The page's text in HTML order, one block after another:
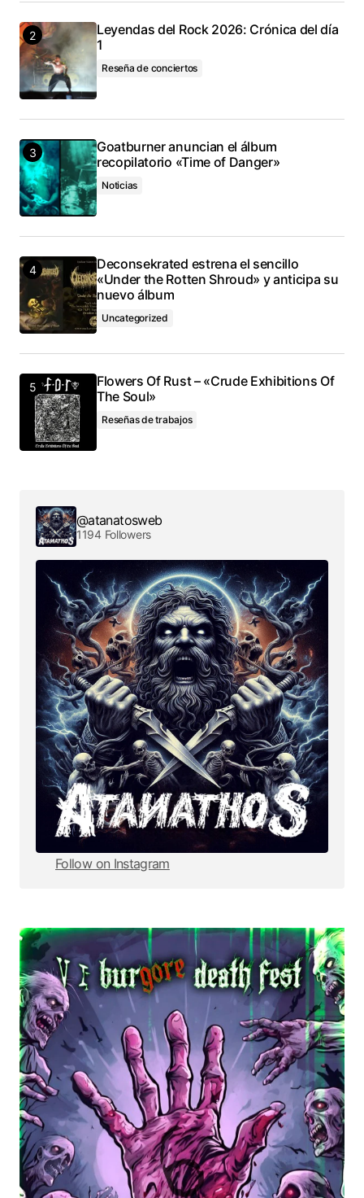
Leyendas del Rock 2026: Crónica del día
1
Reseña de conciertos
Goatburner anuncian el álbum
recopilatorio «Time of Danger»
Noticias
Deconsekrated estrena el sencillo
«Under the Rotten Shroud» y anticipa su
nuevo álbum
Uncategorized
Flowers Of Rust – «Crude Exhibitions Of
The Soul»
Reseñas de trabajos
@atanatosweb
1194 Followers
Follow on Instagram